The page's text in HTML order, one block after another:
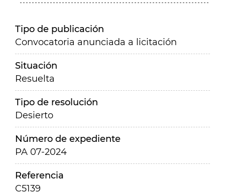
Tipo de publicación
Convocatoria anunciada a licitación
Situación
Resuelta
Tipo de resolución
Desierto
Número de expediente
PA 07-2024
Referencia
C5139